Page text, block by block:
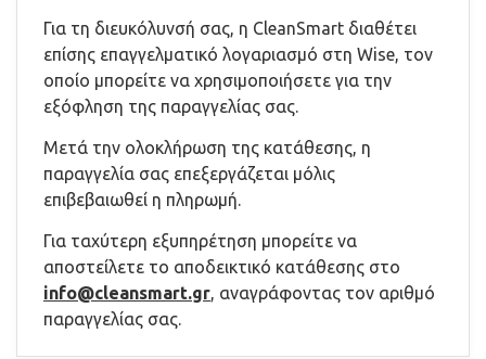
Για τη διευκόλυνσή σας, η CleanSmart διαθέτει
επίσης επαγγελματικό λογαριασμό στη Wise, τον
οποίο μπορείτε να χρησιμοποιήσετε για την
εξόφληση της παραγγελίας σας.
Μετά την ολοκλήρωση της κατάθεσης, η
παραγγελία σας επεξεργάζεται μόλις
επιβεβαιωθεί η πληρωμή.
Για ταχύτερη εξυπηρέτηση μπορείτε να
αποστείλετε το αποδεικτικό κατάθεσης στο
info@cleansmart.gr, αναγράφοντας τον αριθμό
παραγγελίας σας.